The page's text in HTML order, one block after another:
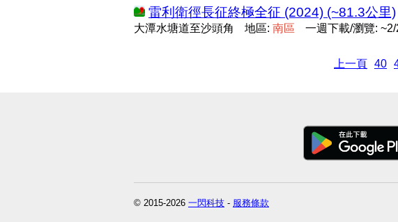
雷利衛徑長征終極全征 (2024) (~81.3公里)
大潭水塘道至沙頭角 地區: 南區 一週下載/瀏覽:
上一頁 40
© 2015-2026 一閃科技 - 服務條款